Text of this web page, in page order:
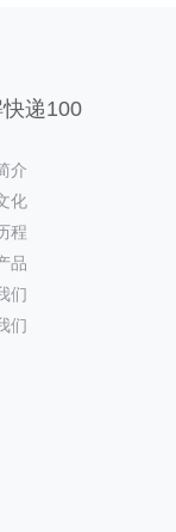
递100
介
化
程
品
们
们